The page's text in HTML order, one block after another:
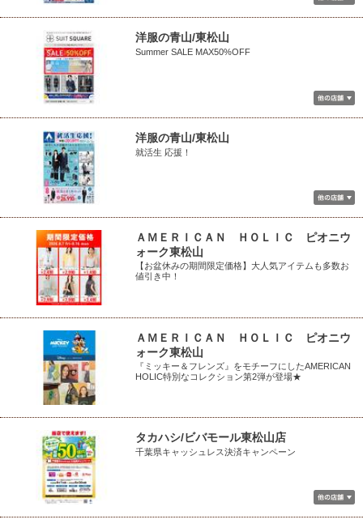
洋服の青山/東松山
Summer SALE MAX50%OFF
洋服の青山/東松山
就活生 応援！
ＡＭＥＲＩＣＡＮ ＨＯＬＩＣ ピオニウ
ォーク東松山
【お盆休みの期間限定価格】大人気アイテムも多数お
値引き中！
ＡＭＥＲＩＣＡＮ ＨＯＬＩＣ ピオニウ
ォーク東松山
『ミッキー＆フレンズ』をモチーフにしたAMERICAN
HOLIC特別なコレクション第2弾が登場★
タカハシ/ビバモール東松山店
千葉県キャッシュレス決済キャンペーン